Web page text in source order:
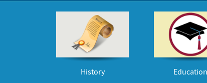
History Education